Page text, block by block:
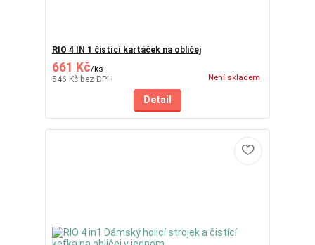
RIO 4 IN 1 čistící kartáček na obličej
661 Kč/ks
546 Kč bez DPH Není skladem
Detail